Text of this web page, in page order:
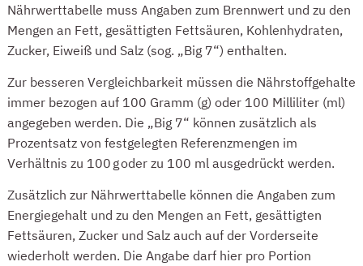
Nährwerttabelle muss Angaben zum Brennwert und zu den
Mengen an Fett, gesättigten Fettsäuren, Kohlenhydraten,
Zucker, Eiweiß und Salz (sog. „Big 7“) enthalten.
Zur besseren Vergleichbarkeit müssen die Nährstoffgehalte
immer bezogen auf 100 Gramm (g) oder 100 Milliliter (ml)
angegeben werden. Die „Big 7“ können zusätzlich als
Prozentsatz von festgelegten Referenzmengen im
Verhältnis zu 100 g oder zu 100 ml ausgedrückt werden.
Zusätzlich zur Nährwerttabelle können die Angaben zum
Energiegehalt und zu den Mengen an Fett, gesättigten
Fettsäuren, Zucker und Salz auch auf der Vorderseite
wiederholt werden. Die Angabe darf hier pro Portion